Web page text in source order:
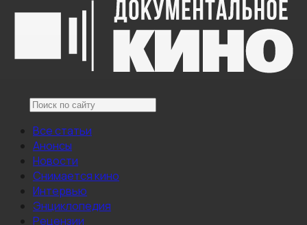
Все статьи
Анонсы
Новости
Снимается кино
Интервью
Энциклопедия
Рецензии